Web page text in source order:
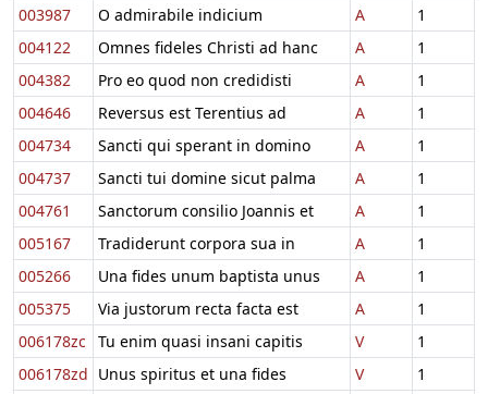
003987
O admirabile indicium A
1
004122
Omnes fideles Christi ad hanc A
1
004382
Pro eo quod non credidisti A
1
004646
Reversus est Terentius ad A
1
004734
Sancti qui sperant in domino A
1
004737
Sancti tui domine sicut palma A
1
004761
Sanctorum consilio Joannis et A
1
005167
Tradiderunt corpora sua in A
1
005266
Una fides unum baptista unus A
1
005375
Via justorum recta facta est A
1
006178zc
Tu enim quasi insani capitis V
1
006178zd Unus spiritus et una fides V
1